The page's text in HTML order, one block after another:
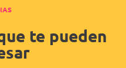
te pueden